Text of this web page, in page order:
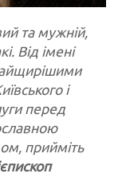
та мужній,
Від імені
і
перед
прийміть